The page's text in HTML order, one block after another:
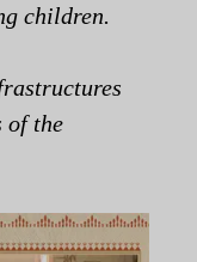
children.
of the